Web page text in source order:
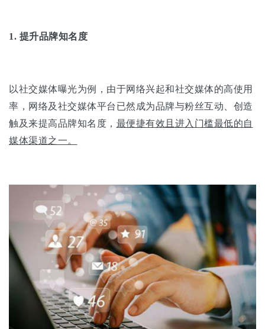
1. 提升品牌知名度
以社交媒体曝光为例，由于网络兴起和社交媒体的高使用
率，网络及社交媒体平台已然成为品牌与粉丝互动、创造
触及来提高品牌知名度， 最便捷有效且进入门槛最低的自
媒体渠道之一。